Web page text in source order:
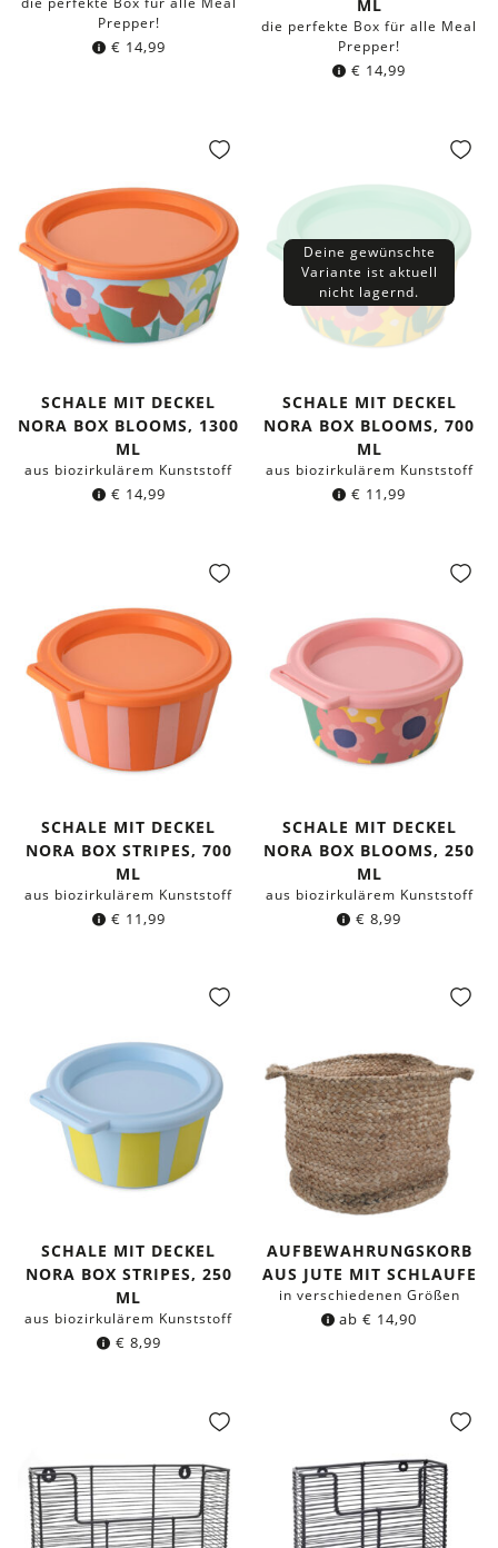
Prepper!
€ 14,99
ML
die perfekte Box für alle Meal
Prepper!
€ 14,99
SCHALE MIT DECKEL
NORA BOX BLOOMS, 1300
ML
aus biozirkulärem Kunststoff
€ 14,99
Deine gewünschte
Variante ist aktuell
nicht lagernd.
SCHALE MIT DECKEL
NORA BOX BLOOMS, 700
ML
aus biozirkulärem Kunststoff
€ 11,99
SCHALE MIT DECKEL
NORA BOX STRIPES, 700
ML
aus biozirkulärem Kunststoff
€ 11,99
SCHALE MIT DECKEL
NORA BOX BLOOMS, 250
ML
aus biozirkulärem Kunststoff
€ 8,99
SCHALE MIT DECKEL
NORA BOX STRIPES, 250
ML
aus biozirkulärem Kunststoff
€ 8,99
AUFBEWAHRUNGSKORB
AUS JUTE MIT SCHLAUFE
in verschiedenen Größen
ab€ 14,90